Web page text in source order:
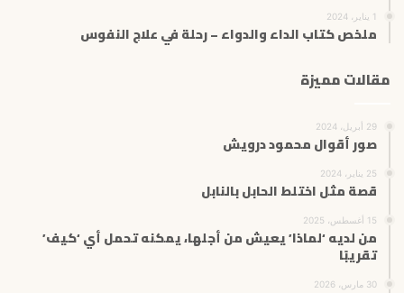
1 يناير، 2024
ملخص كتاب الداء والدواء – رحلة في علاج النفوس
مقالات مميزة
29 أبريل، 2024
صور أقوال محمود درويش
25 يناير، 2024
قصة مثل اختلط الحابل بالنابل
15 أغسطس، 2025
من لديه ‘لماذا’ يعيش من أجلها، يمكنه تحمل أي ‘كيف’
تقريبًا
30 مارس، 2026